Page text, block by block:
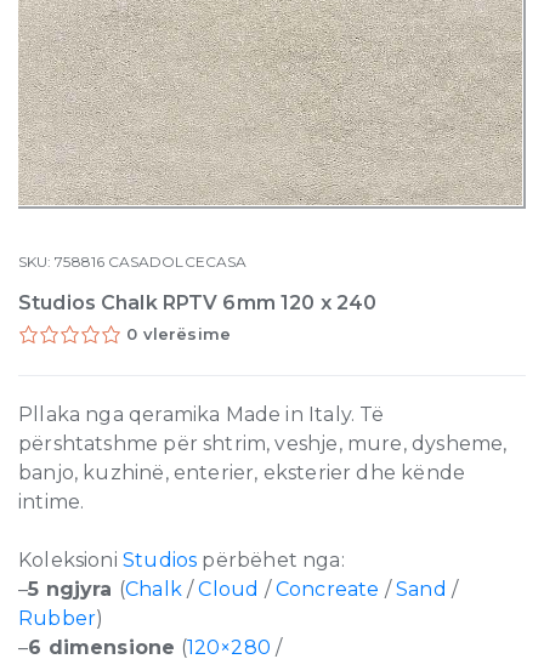
SKU:758816 CASADOLCECASA
Studios Chalk RPTV 6mm 120 x 240
0 vlerësime
Pllaka nga qeramika Made in Italy. Të
përshtatshme për shtrim, veshje, mure, dysheme,
banjo, kuzhinë, enterier, eksterier dhe kënde
intime.
Koleksioni Studios përbëhet nga:
–5 ngjyra (Chalk/Cloud /Concreate /Sand /
Rubber)
–6 dimensione (120×280 /